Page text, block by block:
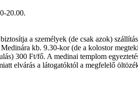
20.00.
a személyek (de csak azok)
kb. 9.30-kor (de a kolostor
300 Ft/fő. A medinai templom
elvárás a látogatóktól a megfelelő